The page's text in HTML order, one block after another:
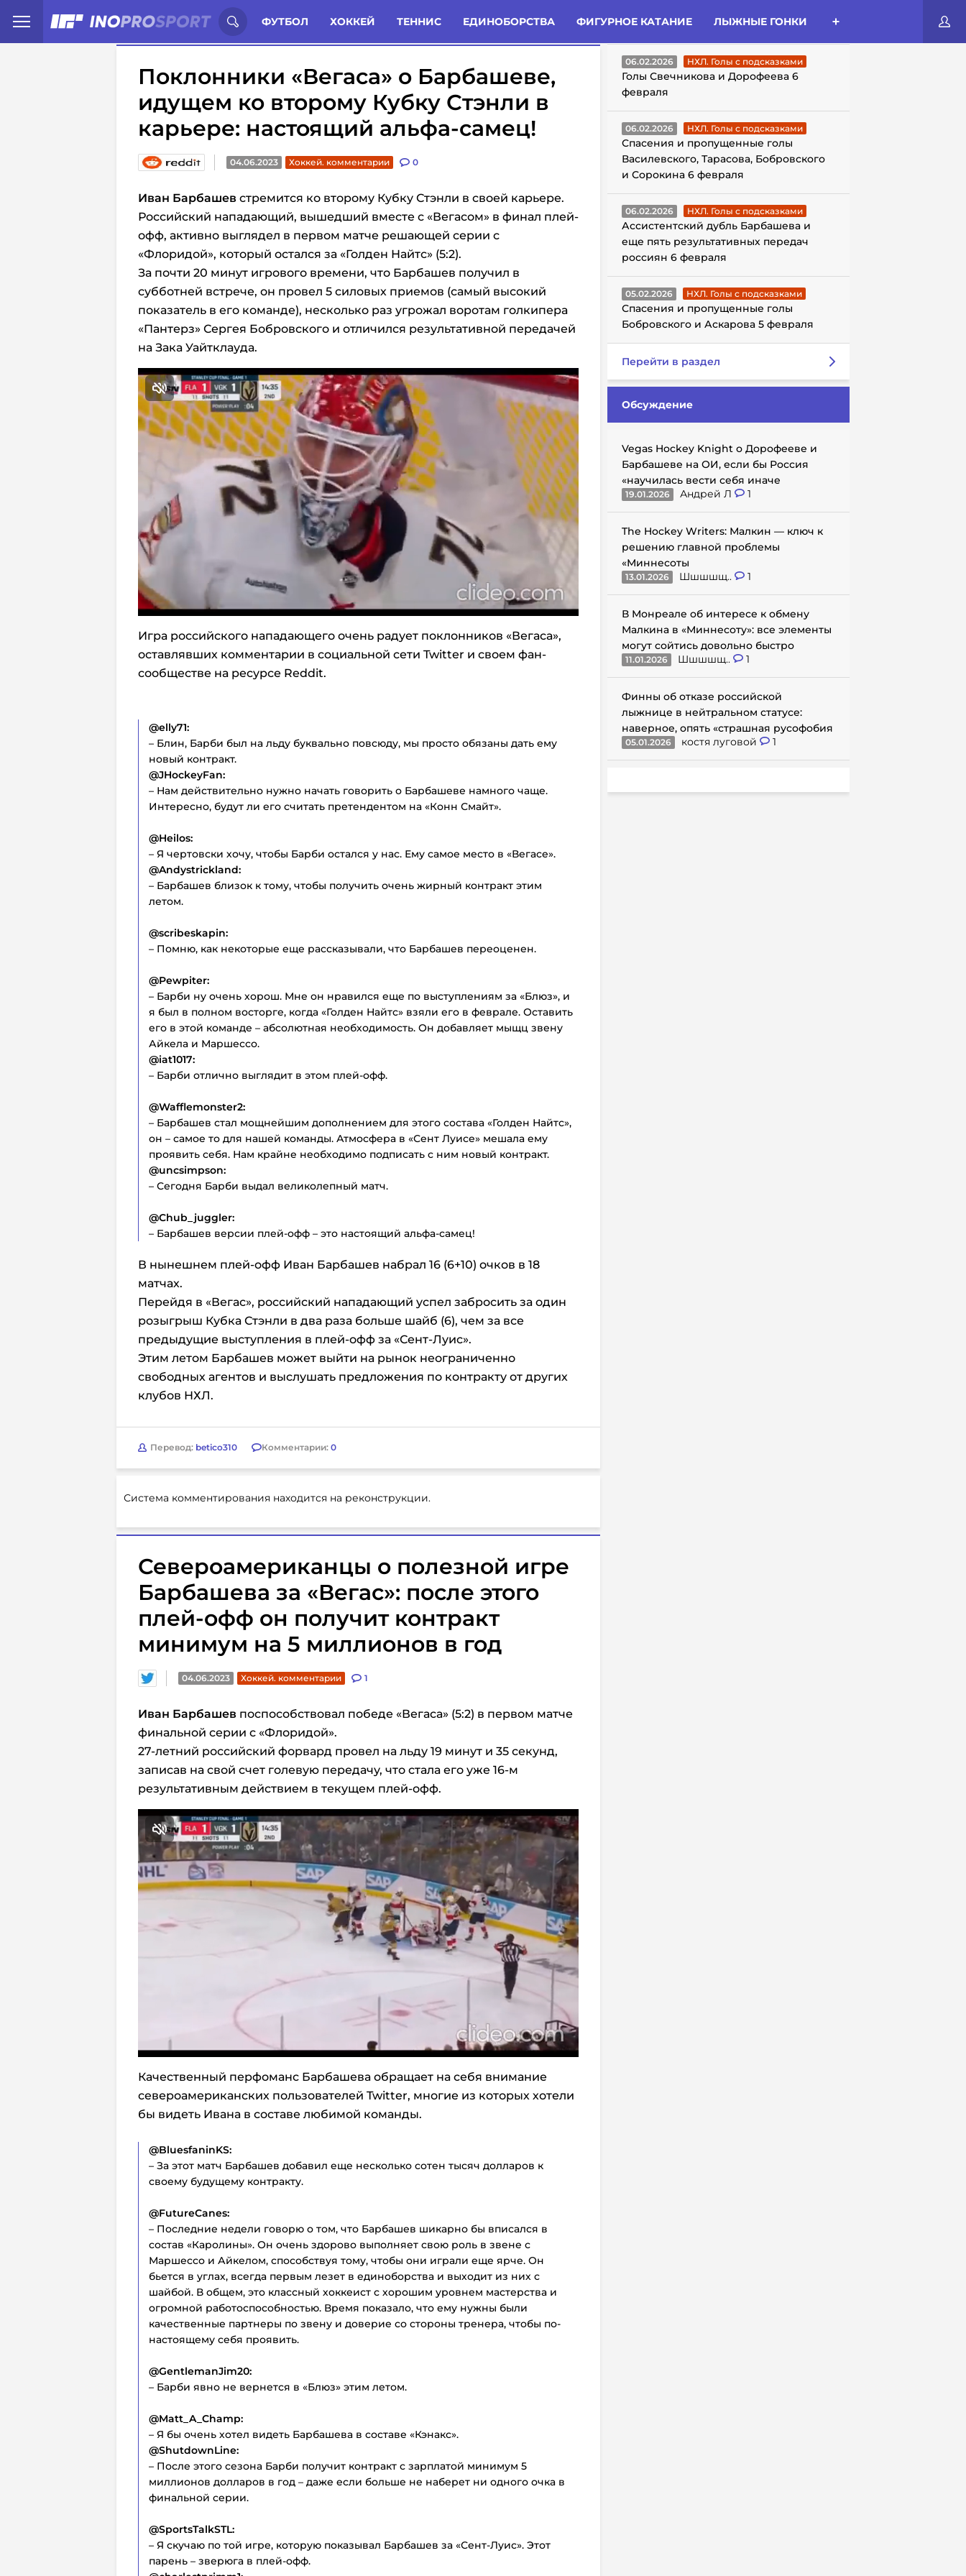
ФУТБОЛ ХОККЕЙ ТЕННИС ЕДИНОБОРСТВА ФИГУРНОЕ КАТАНИЕ ЛЫЖНЫЕ ГОНКИ
Иностранцы о спорте России: Статьи Комменты Новости
Поклонники «Вегаса» о Барбашеве,
идущем ко второму Кубку Стэнли в
карьере: настоящий альфа-самец!
04.06.2023 Хоккей. комментарии 0
Иван Барбашев стремится ко второму Кубку Стэнли в своей карьере.
Российский нападающий, вышедший вместе с «Вегасом» в финал плей-
офф, активно выглядел в первом матче решающей серии с
«Флоридой», который остался за «Голден Найтс» (5:2).
За почти 20 минут игрового времени, что Барбашев получил в
субботней встрече, он провел 5 силовых приемов (самый высокий
показатель в его команде), несколько раз угрожал воротам голкипера
«Пантерз» Сергея Бобровского и отличился результативной передачей
на Зака Уайтклауда.
Игра российского нападающего очень радует поклонников «Вегаса»,
оставлявших комментарии в социальной сети Twitter и своем фан-
сообществе на ресурсе Reddit.
@elly71:
– Блин, Барби был на льду буквально повсюду, мы просто обязаны дать ему
новый контракт.
@JHockeyFan:
– Нам действительно нужно начать говорить о Барбашеве намного чаще.
Интересно, будут ли его считать претендентом на «Конн Смайт».
@Heilos:
– Я чертовски хочу, чтобы Барби остался у нас. Ему самое место в «Вегасе».
@Andystrickland:
– Барбашев близок к тому, чтобы получить очень жирный контракт этим
летом.
@scribeskapin:
– Помню, как некоторые еще рассказывали, что Барбашев переоценен.
@Pewpiter:
– Барби ну очень хорош. Мне он нравился еще по выступлениям за «Блюз», и
я был в полном восторге, когда «Голден Найтс» взяли его в феврале. Оставить
его в этой команде – абсолютная необходимость. Он добавляет мыщц звену
Айкела и Маршессо.
@iat1017:
– Барби отлично выглядит в этом плей-офф.
@Wafflemonster2:
– Барбашев стал мощнейшим дополнением для этого состава «Голден Найтс»,
он – самое то для нашей команды. Атмосфера в «Сент Луисе» мешала ему
проявить себя. Нам крайне необходимо подписать с ним новый контракт.
@uncsimpson:
– Сегодня Барби выдал великолепный матч.
@Chub_juggler:
– Барбашев версии плей-офф – это настоящий альфа-самец!
В нынешнем плей-офф Иван Барбашев набрал 16 (6+10) очков в 18
матчах.
Перейдя в «Вегас», российский нападающий успел забросить за один
розыгрыш Кубка Стэнли в два раза больше шайб (6), чем за все
предыдущие выступления в плей-офф за «Сент-Луис».
Этим летом Барбашев может выйти на рынок неограниченно
свободных агентов и выслушать предложения по контракту от других
клубов НХЛ.
Перевод: betico310 Комментарии: 0
Система комментирования находится на реконструкции.
Североамериканцы о полезной игре
Барбашева за «Вегас»: после этого
плей-офф он получит контракт
минимум на 5 миллионов в год
04.06.2023 Хоккей. комментарии 1
Иван Барбашев поспособствовал победе «Вегаса» (5:2) в первом матче
финальной серии с «Флоридой».
27-летний российский форвард провел на льду 19 минут и 35 секунд,
записав на свой счет голевую передачу, что стала его уже 16-м
результативным действием в текущем плей-офф.
Качественный перфоманс Барбашева обращает на себя внимание
североамериканских пользователей Twitter, многие из которых хотели
бы видеть Ивана в составе любимой команды.
@BluesfaninKS:
– За этот матч Барбашев добавил еще несколько сотен тысяч долларов к
своему будущему контракту.
@FutureCanes:
– Последние недели говорю о том, что Барбашев шикарно бы вписался в
состав «Каролины». Он очень здорово выполняет свою роль в звене с
Маршессо и Айкелом, способствуя тому, чтобы они играли еще ярче. Он
бьется в углах, всегда первым лезет в единоборства и выходит из них с
шайбой. В общем, это классный хоккеист с хорошим уровнем мастерства и
огромной работоспособностью. Время показало, что ему нужны были
качественные партнеры по звену и доверие со стороны тренера, чтобы по-
настоящему себя проявить.
@GentlemanJim20:
– Барби явно не вернется в «Блюз» этим летом.
@Matt_A_Champ:
– Я бы очень хотел видеть Барбашева в составе «Кэнакс».
@ShutdownLine:
– После этого сезона Барби получит контракт с зарплатой минимум 5
миллионов долларов в год – даже если больше не наберет ни одного очка в
финальной серии.
@SportsTalkSTL:
– Я скучаю по той игре, которую показывал Барбашев за «Сент-Луис». Этот
парень – зверюга в плей-офф.
ГОЛЫ С ПОДСКАЗКАМИ
06.02.2026 НХЛ. Голы с подсказками
Голы Свечникова и Дорофеева 6
февраля
06.02.2026 НХЛ. Голы с подсказками
Спасения и пропущенные голы
Василевского, Тарасова, Бобровского
и Сорокина 6 февраля
06.02.2026 НХЛ. Голы с подсказками
Ассистентский дубль Барбашева и
еще пять результативных передач
россиян 6 февраля
05.02.2026 НХЛ. Голы с подсказками
Спасения и пропущенные голы
Бобровского и Аскарова 5 февраля
Перейти в раздел
Обсуждение
Vegas Hockey Knight о Дорофееве и
Барбашеве на ОИ, если бы Россия
«научилась вести себя иначе
19.01.2026 Андрей Л 1
The Hockey Writers: Малкин — ключ к
решению главной проблемы
«Миннесоты
13.01.2026 Шшшшщ.. 1
В Монреале об интересе к обмену
Малкина в «Миннесоту»: все элементы
могут сойтись довольно быстро
11.01.2026 Шшшшщ.. 1
Финны об отказе российской
лыжнице в нейтральном статусе:
наверное, опять «страшная русофобия
05.01.2026 костя луговой 1